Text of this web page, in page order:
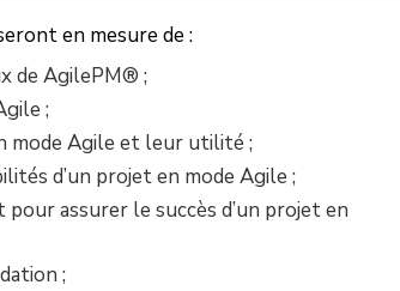
en mesure de :
de AgilePM® ;
;
mode Agile et leur utilité ;
d’un projet en mode Agile ;
assurer le succès d’un projet en
;